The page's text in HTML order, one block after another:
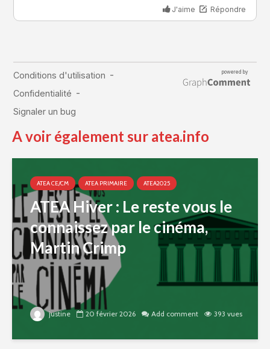
A voir également sur atea.info
ATEA CE/CM ATEA PRIMAIRE ATEA2025
ATEA Hiver : Le reste vous le
connaissez par le cinéma,
Martin Crimp
justine 20 février 2026 Add comment 393 vues